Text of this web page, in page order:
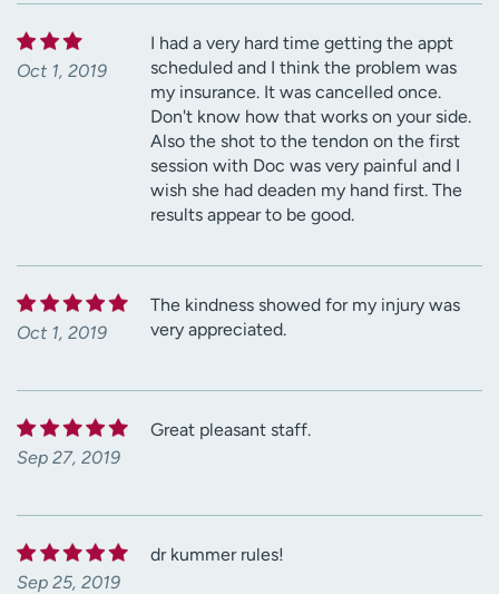
Oct 1, 2019
I had a very hard time getting the appt
scheduled and I think the problem was
my insurance. It was cancelled once.
Don't know how that works on your side.
Also the shot to the tendon on the first
session with Doc was very painful and I
wish she had deaden my hand first. The
results appear to be good.
Oct 1, 2019
The kindness showed for my injury was
very appreciated.
Sep 27, 2019
Great pleasant staff.
Sep 25, 2019
dr kummer rules!